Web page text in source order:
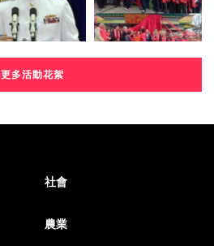
更多活動花絮
社會
農業